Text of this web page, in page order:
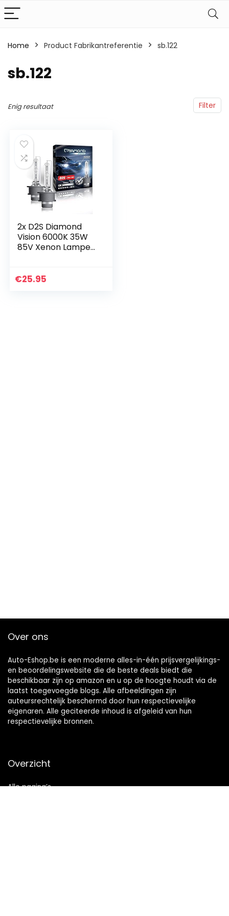
Home Product Fabrikantreferentie ‎sb.122
‎sb.122
Filter
Enig resultaat
2x D2S Diamond
Vision 6000K 35W
85V Xenon Lampen
Vervangset 12V
€25.95
Over ons
Auto-Eshop.be is een moderne alles-in-één prijsvergelijkings-
en beoordelingswebsite die de beste deals biedt die
beschikbaar zijn op amazon en u op de hoogte houdt via de
laatst toegevoegde blogs. Alle afbeeldingen zijn
auteursrechtelijk beschermd door hun respectievelijke
eigenaren. Alle geciteerde inhoud is afgeleid van hun
respectievelijke bronnen.
Overzicht
Alle pagina’s